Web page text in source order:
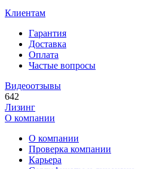
Клиентам
Гарантия
Доставка
Оплата
Частые вопросы
Видеоотзывы
642
Лизинг
О компании
О компании
Проверка компании
Карьера